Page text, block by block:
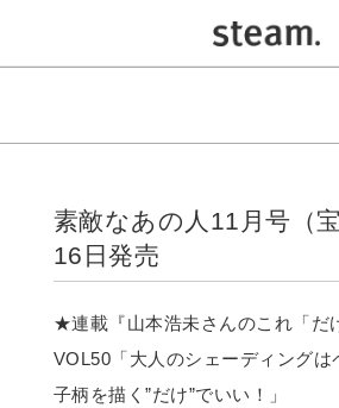
素敵なあの人11月号（
16日発売
★連載『山本浩未さんのこれ「だ
VOL50「大人のシェーディングは
子柄を描く”だけ”でいい！」